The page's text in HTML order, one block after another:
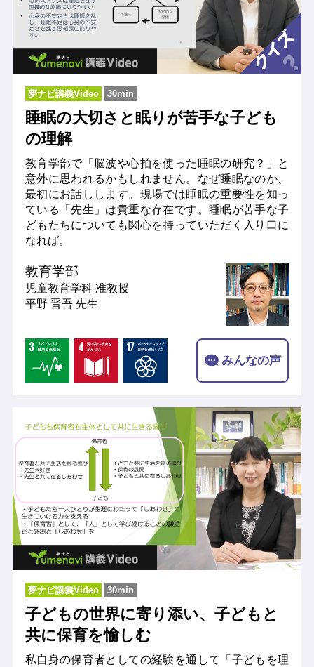
夢ナビ講義Video 30min
睡眠の大切さと眠りが苦手な子ども
の理解
教育学部で「脳波や心拍を使った睡眠の研究？」と
意外に思われるかもしれません。なぜ睡眠なのか、
最初にお話しします。現場では睡眠の重要性を知っ
ている「先生」は貴重な存在です。睡眠が苦手な子
どもたちについても関心を持っていただく入り口に
なれば。
教育学部
児童教育学科 准教授
平野 晋吾 先生
みんなの声
夢ナビ講義Video 30min
子どもの世界に寄り添い、子どもと
共に保育を愉しむ
私自身の保育者としての経験を通して「子どもを理